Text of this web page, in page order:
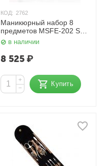
КОД: 2762
Маникюрный набор 8
предметов MSFE-202 SM
Zinger
в наличии
8 525₽
+
−
Купить